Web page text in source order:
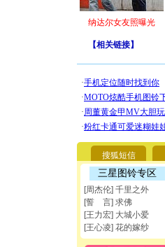
纳达尔女友照曝光
【相关链接】
搜狐短信
三星图铃专区
[周杰伦] 千里之外
[誓 言] 求佛
[王力宏] 大城小爱
[王心凌] 花的嫁纱